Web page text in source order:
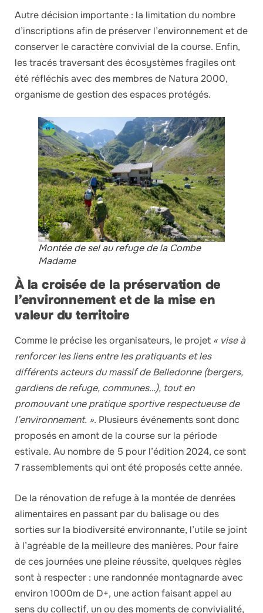
Autre décision importante : la limitation du nombre
d’inscriptions afin de préserver l’environnement et de
conserver le caractère convivial de la course. Enfin,
les tracés traversant des écosystèmes fragiles ont
été réfléchis avec des membres de Natura 2000,
organisme de gestion des espaces protégés.
Montée de sel au refuge de la Combe
Madame
À la croisée de la préservation de
l’environnement et de la mise en
valeur du territoire
Comme le précise les organisateurs, le projet « vise à
renforcer les liens entre les pratiquants et les
différents acteurs du massif de Belledonne (bergers,
gardiens de refuge, communes…), tout en
promouvant une pratique sportive respectueuse de
l’environnement. ». Plusieurs événements sont donc
proposés en amont de la course sur la période
estivale. Au nombre de 5 pour l’édition 2024, ce sont
7 rassemblements qui ont été proposés cette année.
De la rénovation de refuge à la montée de denrées
alimentaires en passant par du balisage ou des
sorties sur la biodiversité environnante, l’utile se joint
à l’agréable de la meilleure des manières. Pour faire
de ces journées une pleine réussite, quelques règles
sont à respecter : une randonnée montagnarde avec
environ 1000m de D+, une action faisant appel au
sens du collectif, un ou des moments de convivialité,